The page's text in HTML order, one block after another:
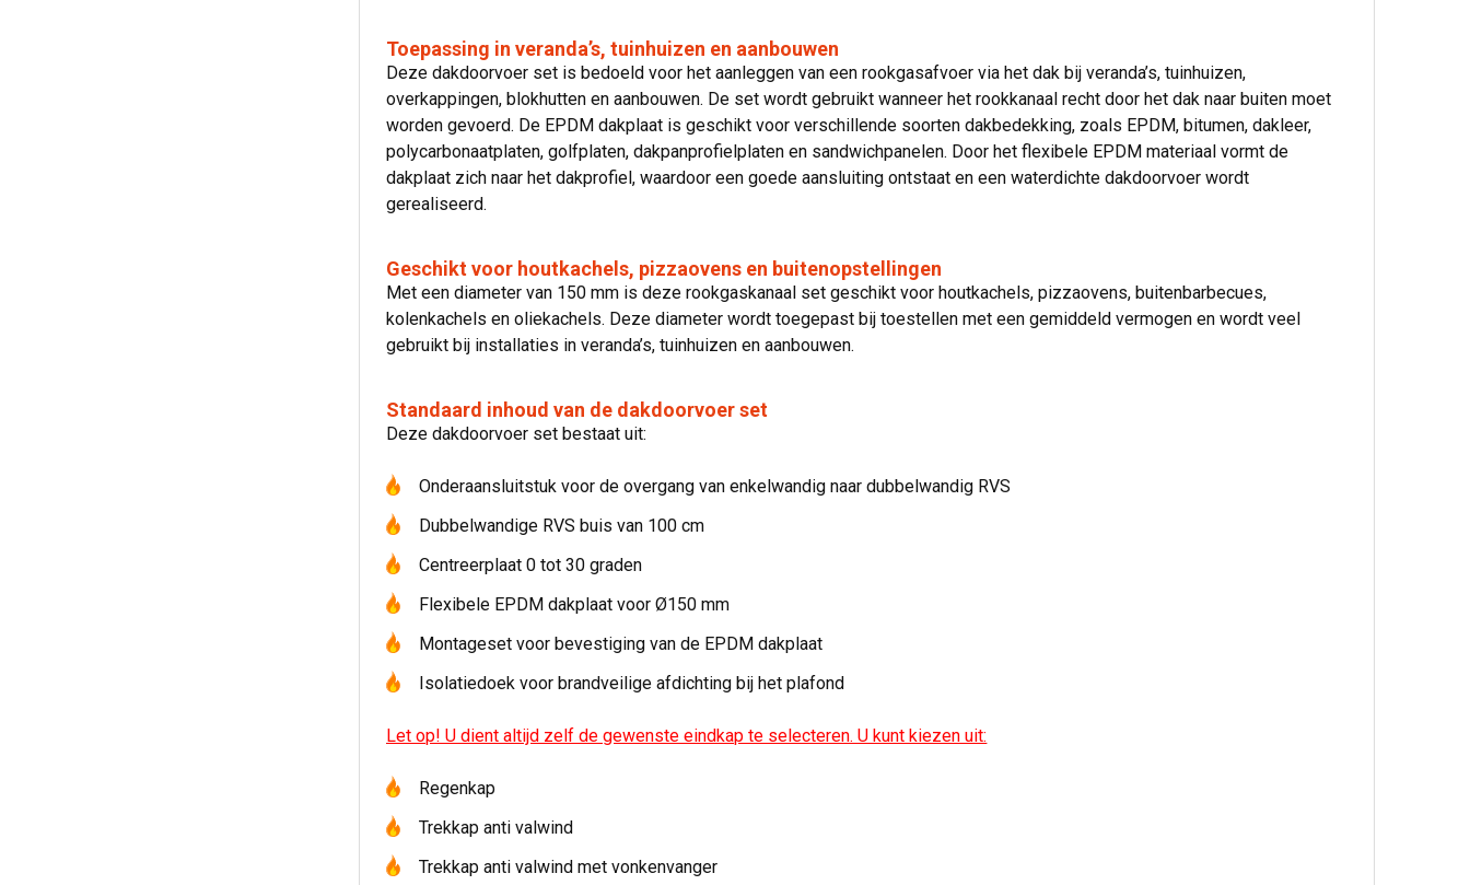
Toepassing in veranda’s, tuinhuizen en aanbouwen
Deze dakdoorvoer set is bedoeld voor het aanleggen van een rookgasafvoer via het dak bij veranda’s, tuinhuizen,
overkappingen, blokhutten en aanbouwen. De set wordt gebruikt wanneer het rookkanaal recht door het dak naar buiten moet
worden gevoerd. De EPDM dakplaat is geschikt voor verschillende soorten dakbedekking, zoals EPDM, bitumen, dakleer,
polycarbonaatplaten, golfplaten, dakpanprofielplaten en sandwichpanelen. Door het flexibele EPDM materiaal vormt de
dakplaat zich naar het dakprofiel, waardoor een goede aansluiting ontstaat en een waterdichte dakdoorvoer wordt
gerealiseerd.
Geschikt voor houtkachels, pizzaovens en buitenopstellingen
Met een diameter van 150 mm is deze rookgaskanaal set geschikt voor houtkachels, pizzaovens, buitenbarbecues,
kolenkachels en oliekachels. Deze diameter wordt toegepast bij toestellen met een gemiddeld vermogen en wordt veel
gebruikt bij installaties in veranda’s, tuinhuizen en aanbouwen.
Standaard inhoud van de dakdoorvoer set
Deze dakdoorvoer set bestaat uit:
Onderaansluitstuk voor de overgang van enkelwandig naar dubbelwandig RVS
Dubbelwandige RVS buis van 100 cm
Centreerplaat 0 tot 30 graden
Flexibele EPDM dakplaat voor Ø150 mm
Montageset voor bevestiging van de EPDM dakplaat
Isolatiedoek voor brandveilige afdichting bij het plafond
Let op! U dient altijd zelf de gewenste eindkap te selecteren. U kunt kiezen uit:
Regenkap
Trekkap anti valwind
Trekkap anti valwind met vonkenvanger